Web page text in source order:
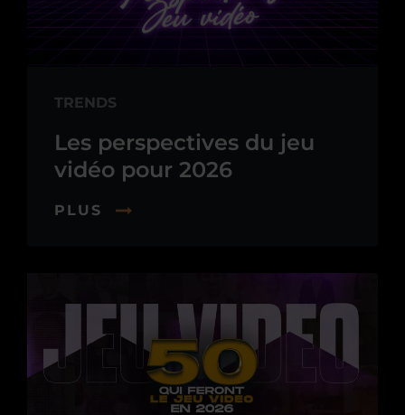
TRENDS
Les perspectives du jeu
vidéo pour 2026
PLUS